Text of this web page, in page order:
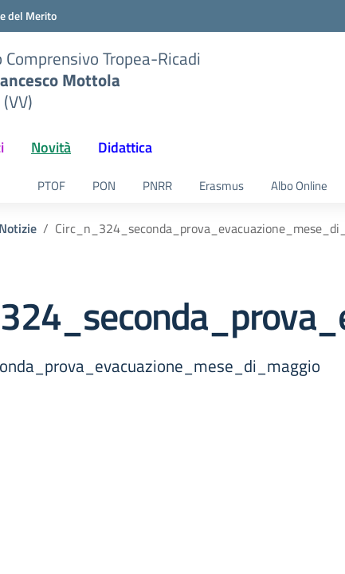
del Merito
Tropea-Ricadi
Mottola
Novità Didattica
PTOF PON PNRR Erasmus Albo Online
Notizie